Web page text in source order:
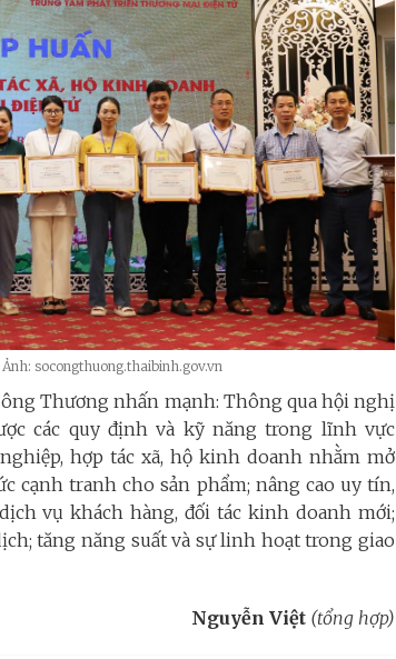
socongthuong.thaibinh.gov.vn
Thương nhấn mạnh: Thông qua hội nghị
các quy định và kỹ năng trong lĩnh vực
hợp tác xã, hộ kinh doanh nhằm mở
cạnh tranh cho sản phẩm; nâng cao uy tín,
vụ khách hàng, đối tác kinh doanh mới;
tăng năng suất và sự linh hoạt trong giao
Nguyễn Việt (tổng hợp)